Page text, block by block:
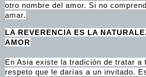
otro nombre del amor. Si no
amar.
LA REVERENCIA ES LA
AMOR
En Asia existe la tradición de tratar a
respeto que le darías a un invitado.